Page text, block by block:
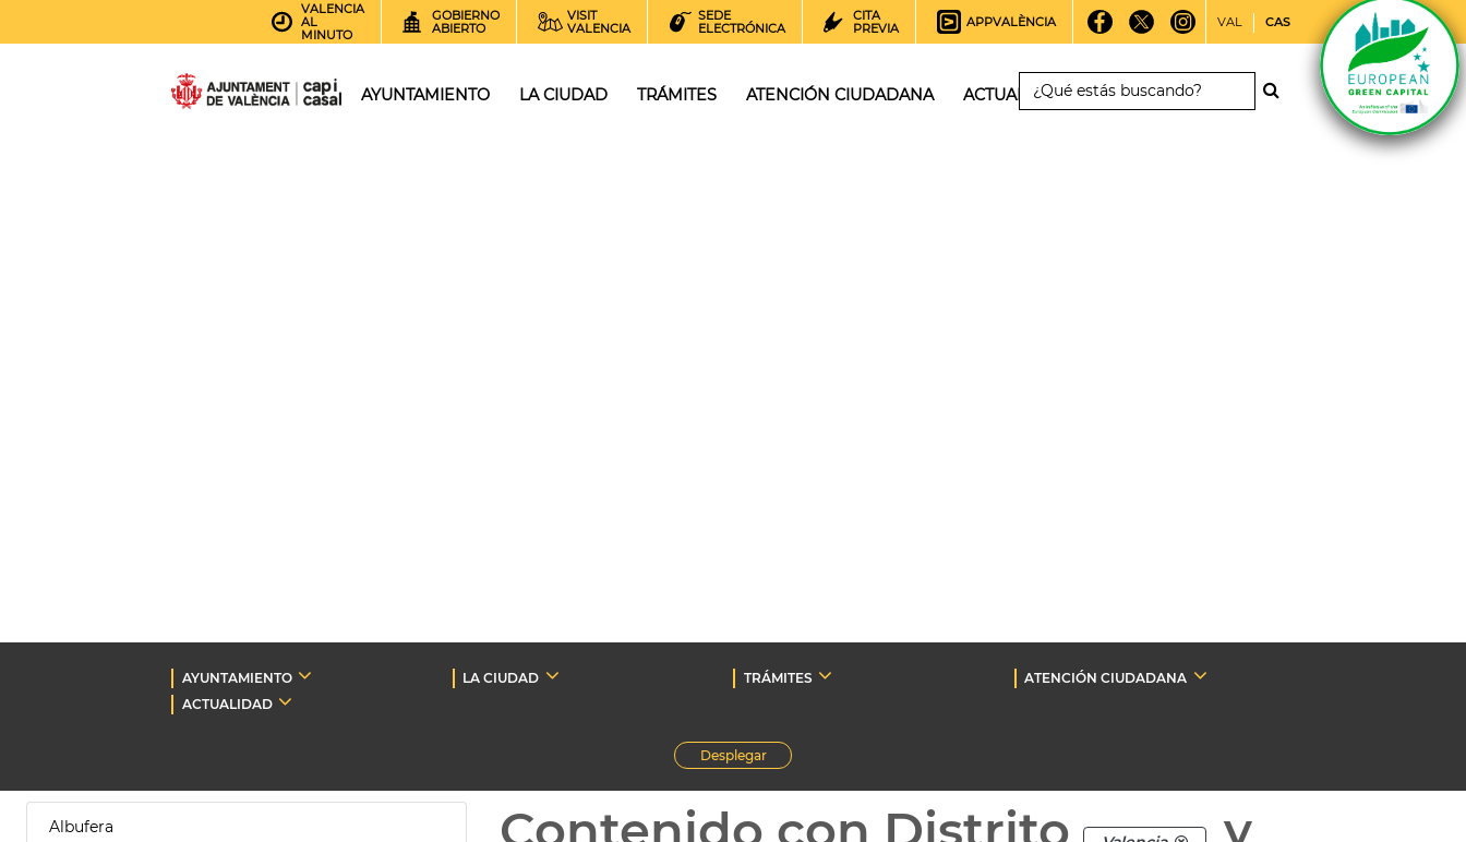
VALENCIA
AL
MINUTO
GOBIERNO
ABIERTO
VISIT
VALENCIA
SEDE
ELECTRÓNICA
CITA
PREVIA
APPVALÈNCIA VAL CAS
AYUNTAMIENTO LA CIUDAD TRÁMITES ATENCIÓN CIUDADANA ACTUALIDAD
AYUNTAMIENTO LA CIUDAD TRÁMITES
ATENCIÓN CIUDADANA
ACTUALIDAD
Desplegar
Albufera Contenido con Distrito
y